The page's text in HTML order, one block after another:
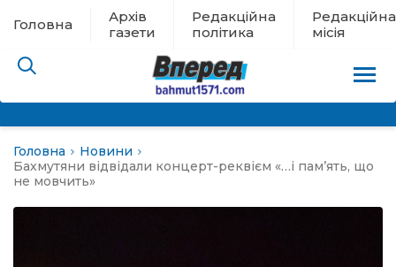
Головна
Архів
газети
Редакційна
політика
Редакційна
місія
евакуації
Головна
Новини
Бахмутяни відвідали концерт-реквієм «…і пам’ять, що
не мовчить»